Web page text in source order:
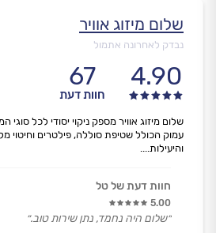
שלום מיזוג אוויר
נבדק לאחרונה אתמול
4.90
67
חוות דעת
שלום מיזוג אוויר מספק ניקוי יסודי לכל סוגי
עמוק הכולל שטיפת סוללה, פילטרים וחיטוי
והיעילות....
חוות דעת של טל
5.00
״שלום היה נחמד, נתן שירות טוב.״